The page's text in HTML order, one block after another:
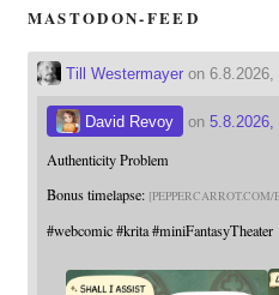
MASTODON-FEED
Till Westermayeron 6.8.2026,
David Revoy on 5.8.2026,
Authenticity Problem
Bonus timelapse:
#webcomic #krita #miniFantasyTheater